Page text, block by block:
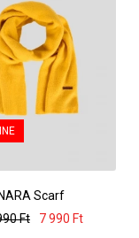
NARA Scarf
Ft
7 990 Ft